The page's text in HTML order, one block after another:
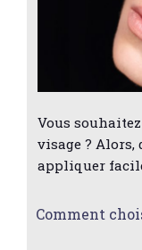
Vous
visage ? Alors,
appliquer
Comment